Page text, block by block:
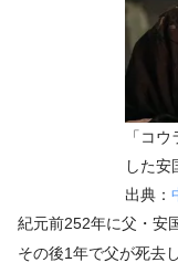
「コ
した安
出典：
紀元前252年に父・安
その後1年で父が死去